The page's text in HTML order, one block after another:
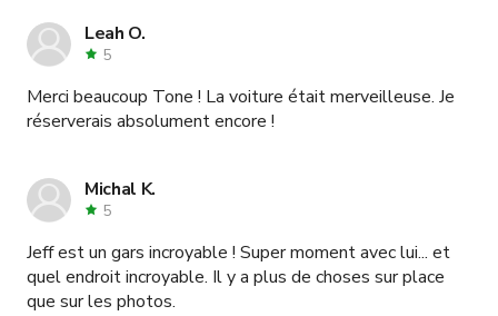
Leah O.
5
Merci beaucoup Tone ! La voiture était merveilleuse. Je
réserverais absolument encore !
Michal K.
5
Jeff est un gars incroyable ! Super moment avec lui... et
quel endroit incroyable. Il y a plus de choses sur place
que sur les photos.